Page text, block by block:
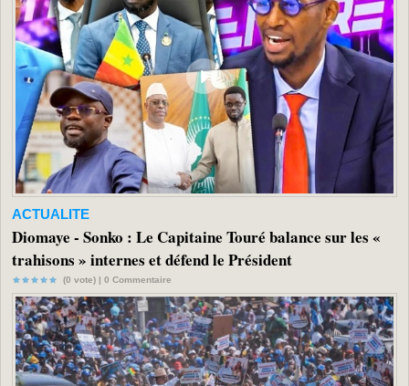
ACTUALITE
Diomaye - Sonko : Le Capitaine Touré balance sur les «
trahisons » internes et défend le Président
(0 vote) | 0 Commentaire